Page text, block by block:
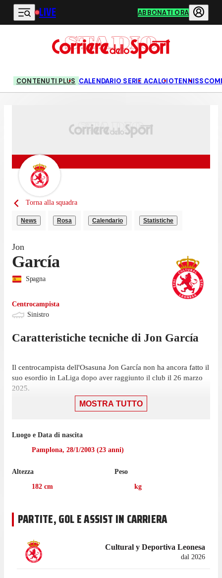
Vai al contenuto principale
LIVE ABBONATI ORA
CONTENUTI PLUS CALENDARIO SERIE ACALCIOTENNIS
Torna alla squadra
News Rosa Calendario Statistiche
Jon
García
Spagna
Centrocampista
Sinistro
Caratteristiche tecniche di Jon García
Il centrocampista dell'Osasuna Jon García non ha ancora fatto il
suo esordio in LaLiga dopo aver raggiunto il club il 26 marzo
2025.
García non ha giocato nemmeno una partita di LaLiga
Il centrocampista ha iniziato la sua esperienza con l'Osasuna nel
collezionato 71 presenze in campionato, con 9 gol segnati.
MOSTRA TUTTO
Luogo e Data di nascita
Pamplona, 28/1/2003 (23 anni)
Altezza
182 cm
Peso
kg
PARTITE, GOL E ASSIST IN CARRIERA
Cultural y Deportiva Leonesa
dal 2026